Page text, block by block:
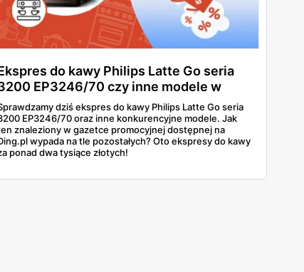
do kawy Philips Latte Go seria
EP3246/70 czy inne modele w
cenie? Zdradzamy!
dziś ekspres do kawy Philips Latte Go seria
EP3246/70 oraz inne konkurencyjne modele. Jak
znaleziony w gazetce promocyjnej dostępnej na
wypada na tle pozostałych? Oto ekspresy do kawy
ponad dwa tysiące złotych!